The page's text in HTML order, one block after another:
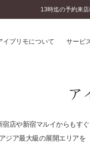
13時迄の予約来
イプリモについて サービ
一生涯のメンテナンス
ア
店や新宿マルイからもすぐ
ジア最大級の展開エリアを